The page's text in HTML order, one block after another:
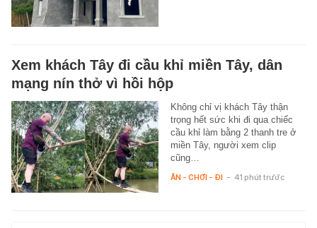
Xem khách Tây đi cầu khỉ miền Tây, dân
mạng nín thở vì hồi hộp
Không chỉ vị khách Tây thận
trọng hết sức khi đi qua chiếc
cầu khỉ làm bằng 2 thanh tre ở
miền Tây, người xem clip
cũng…
ĂN - CHƠI - ĐI - 41 phút trước